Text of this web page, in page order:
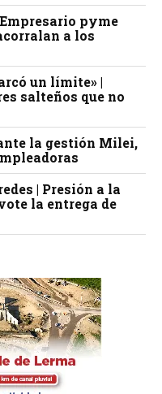
pyme
a los
un límite» |
salteños que no
la gestión Milei,
| Presión a la
la entrega de